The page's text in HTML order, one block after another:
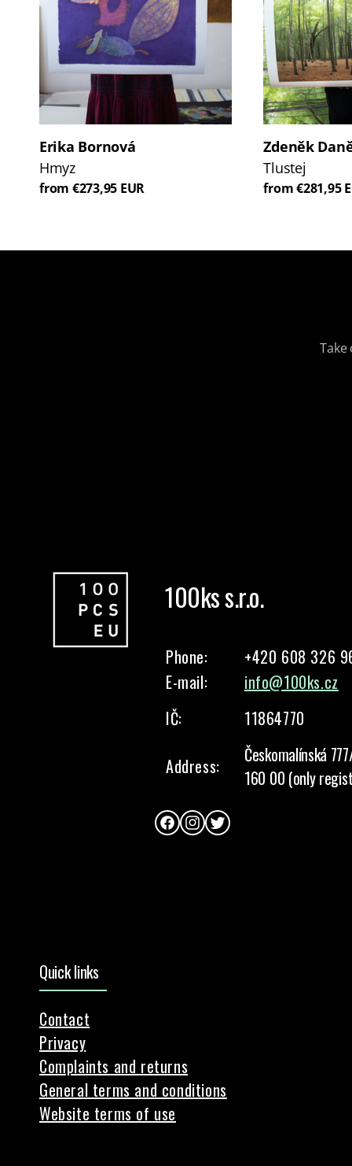
Erika Bornová
Hmyz
from €273,95 EUR
Zdeněk
Tlustej
from €281,95
Take
100ks s.r.o.
Phone:
+420 608 326
E-mail:
info@100ks.cz
IČ:
11864770
Address:
Českomalínská
160 00 (only
FacebookInstagram
Twitter
Quick links
Contact
Privacy
Complaints and returns
General terms and conditions
Website terms of use